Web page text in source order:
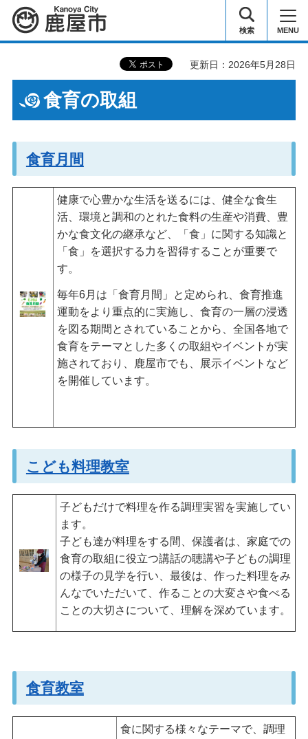
鹿屋市 検索 MENU
更新日：2026年5月28日
食育の取組
食育月間
健康で心豊かな生活を送るには、健全な食生
活、環境と調和のとれた食料の生産や消費、豊
かな食文化の継承など、「食」に関する知識と
「食」を選択する力を習得することが重要で
す。
毎年6月は「食育月間」と定められ、食育推進
運動をより重点的に実施し、食育の一層の浸透
を図る期間とされていることから、全国各地で
食育をテーマとした多くの取組やイベントが実
施されており、鹿屋市でも、展示イベントなど
を開催しています。
こども料理教室
子どもだけで料理を作る調理実習を実施してい
ます。
子ども達が料理をする間、保護者は、家庭での
食育の取組に役立つ講話の聴講や子どもの調理
の様子の見学を行い、最後は、作った料理をみ
んなでいただいて、作ることの大変さや食べる
ことの大切さについて、理解を深めています。
食育教室
食に関する様々なテーマで、調理